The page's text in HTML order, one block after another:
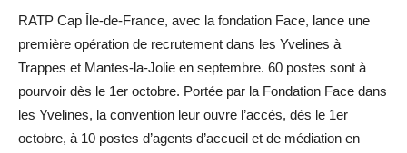
RATP Cap Île-de-France, avec la fondation Face, lance une
première opération de recrutement dans les Yvelines à
Trappes et Mantes-la-Jolie en septembre. 60 postes sont à
pourvoir dès le 1er octobre. Portée par la Fondation Face dans
les Yvelines, la convention leur ouvre l’accès, dès le 1er
octobre, à 10 postes d’agents d’accueil et de médiation en